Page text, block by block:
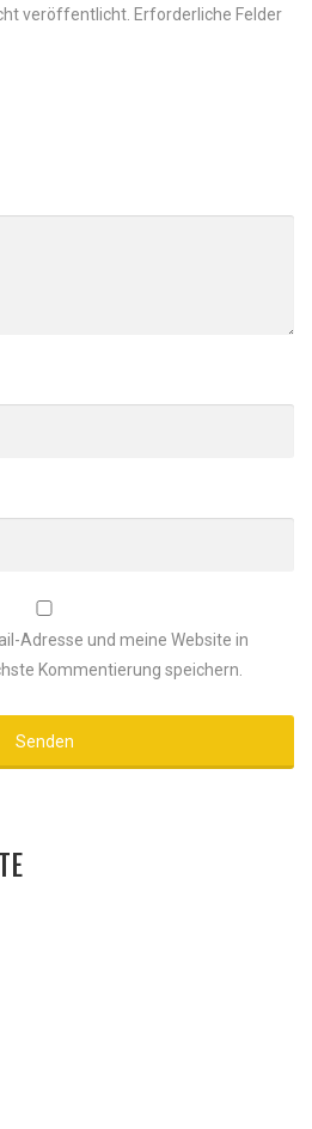
veröffentlicht. Erforderliche Felder
Adresse und meine Website in
Kommentierung speichern.